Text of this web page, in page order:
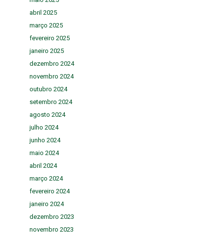
abril 2025
março 2025
fevereiro 2025
janeiro 2025
dezembro 2024
novembro 2024
outubro 2024
setembro 2024
agosto 2024
julho 2024
junho 2024
maio 2024
abril 2024
março 2024
fevereiro 2024
janeiro 2024
dezembro 2023
novembro 2023